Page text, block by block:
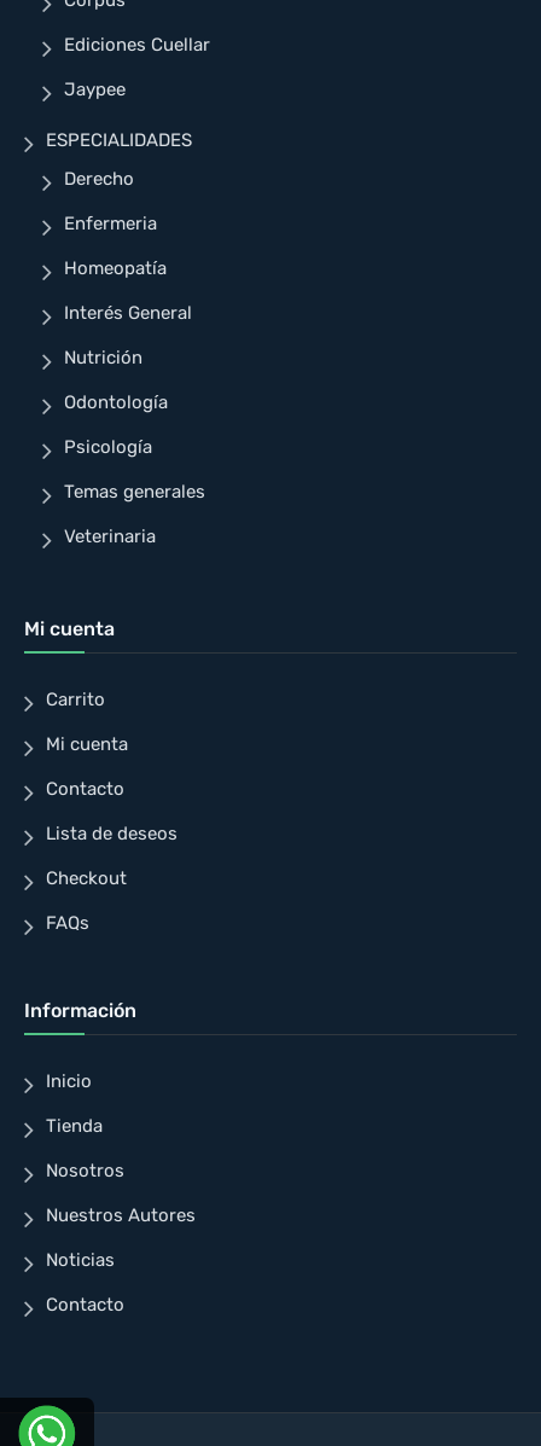
Ediciones Cuellar
Jaypee
ESPECIALIDADES
Derecho
Enfermeria
Homeopatía
Interés General
Nutrición
Odontología
Psicología
Temas generales
Veterinaria
Mi cuenta
Carrito
Mi cuenta
Contacto
Lista de deseos
Checkout
FAQs
Información
Inicio
Tienda
Nosotros
Nuestros Autores
Noticias
Contacto